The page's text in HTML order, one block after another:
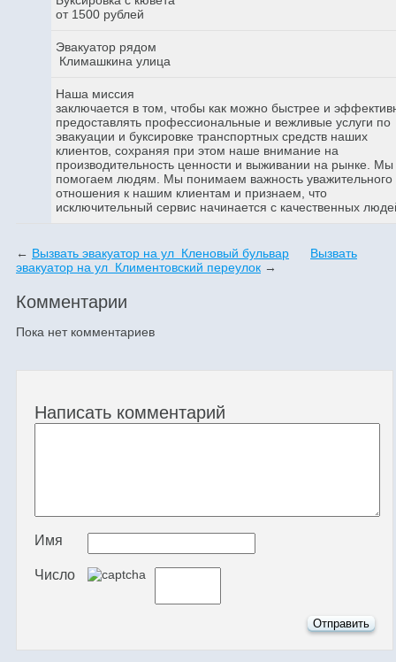
от 1500 рублей
Эвакуатор рядом
Климашкина улица
Наша миссия
заключается в том, чтобы как можно быстрее и
предоставлять профессиональные и вежливые услуги по
эвакуации и буксировке транспортных средств наших
клиентов, сохраняя при этом наше внимание на
производительность ценности и выживании на рынке. Мы
помогаем людям. Мы понимаем важность уважительного
отношения к нашим клиентам и признаем, что
исключительный сервис начинается с качественных
← Вызвать эвакуатор на ул Кленовый бульвар
Вызвать
эвакуатор на ул Климентовский переулок →
Комментарии
Пока нет комментариев
Написать комментарий
Имя
Число